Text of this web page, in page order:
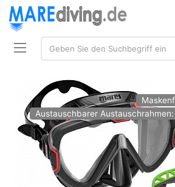
Suche:
Geben Sie den Suchbegriff ein
Austauschbarer Austauschrahmen: